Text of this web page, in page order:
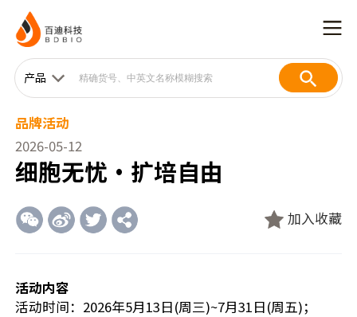
产品
品牌活动
2026-05-12
细胞无忧·扩培自由
加入收藏
活动内容
活动时间：2026年5月13日(周三)~7月31日(周五)；